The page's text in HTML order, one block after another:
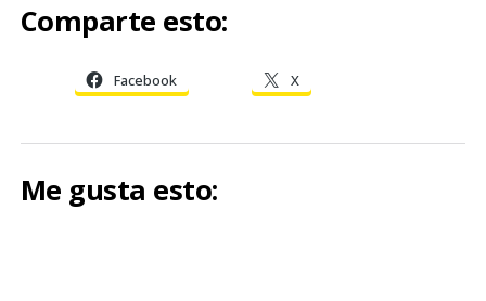
Comparte esto:
Facebook X
Me gusta esto: